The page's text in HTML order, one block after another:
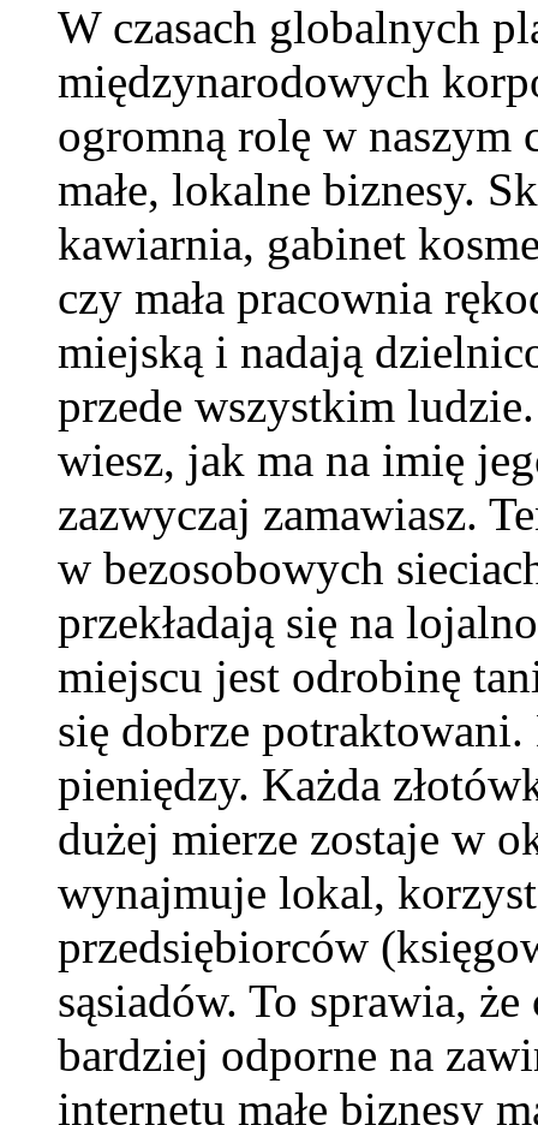
W czasach globalnych
międzynarodowych
ogromną rolę w
małe, lokalne biznesy.
kawiarnia, gabinet
czy mała pracownia
miejską i nadają
przede wszystkim
wiesz, jak ma na imię
zazwyczaj zamawiasz.
w bezosobowych
przekładają się na
miejscu jest odrobinę
się dobrze
pieniędzy. Każda
dużej mierze zostaje w
wynajmuje lokal,
przedsiębiorców
sąsiadów. To sprawia,
bardziej odporne na
internetu małe biznesy